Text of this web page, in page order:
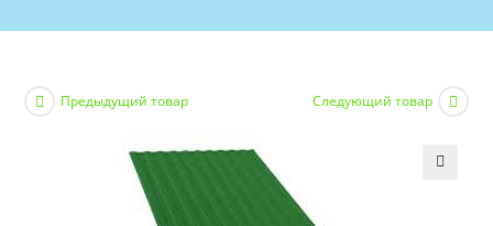
Предыдущий товар Следующий товар